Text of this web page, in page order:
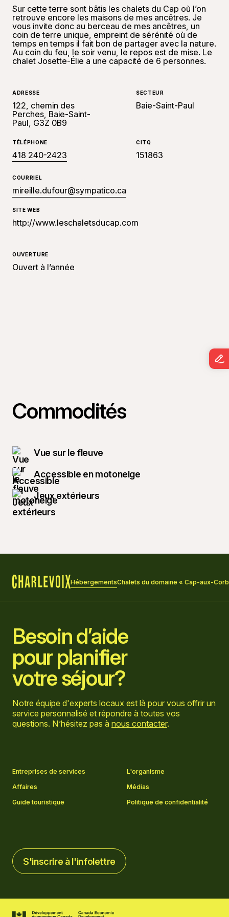
Sur cette terre sont bâtis les chalets du Cap où l’on
retrouve encore les maisons de mes ancêtres. Je
vous invite donc au berceau de mes ancêtres, un
coin de terre unique, empreint de sérénité où de
temps en temps il fait bon de partager avec la nature.
Au coin du feu, le soir venu, le repos est de mise. Le
chalet Josette-Élie a une capacité de 6 personnes.
ADRESSE
122, chemin des
Perches, Baie-Saint-
Paul, G3Z 0B9
SECTEUR
Baie-Saint-Paul
TÉLÉPHONE
418 240-2423
CITQ
151863
COURRIEL
mireille.dufour@sympatico.ca
SITE WEB
http://www.leschaletsducap.com
OUVERTURE
Ouvert à l’année
Commodités
Vue sur le fleuve
Accessible en motoneige
Jeux extérieurs
HébergementsChalets du domaine « Cap-aux-
Besoin d’aide
pour planifier
votre séjour?
Notre équipe d'experts locaux est là pour vous offrir un
service personnalisé et répondre à toutes vos
questions. N’hésitez pas à nous contacter.
Entreprises de services
L'organisme
Affaires
Médias
Guide touristique
Politique de confidentialité
S'inscrire à l'infolettre
S'inscrire à l'infolettre